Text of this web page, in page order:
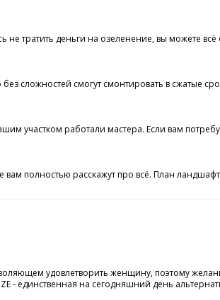
не тратить деньги на озеленение, вы
сложностей смогут смонтировать в сжатые
участком работали мастера. Если вам
полностью расскажут про всё. План
удовлетворить женщину, поэтому
- единственная на сегодняшний день